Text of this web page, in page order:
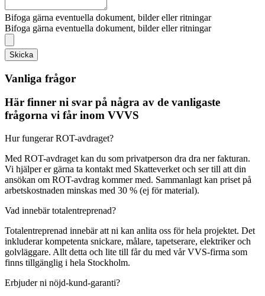
Bifoga gärna eventuella dokument, bilder eller ritningar
Bifoga gärna eventuella dokument, bilder eller ritningar
Skicka
Vanliga frågor
Här finner ni svar på några av de vanligaste
frågorna vi får inom VVVS
Hur fungerar ROT-avdraget?
Med ROT-avdraget kan du som privatperson dra dra ner fakturan.
Vi hjälper er gärna ta kontakt med Skatteverket och ser till att din
ansökan om ROT-avdrag kommer med. Sammanlagt kan priset på
arbetskostnaden minskas med 30 % (ej för material).
Vad innebär totalentreprenad?
Totalentreprenad innebär att ni kan anlita oss för hela projektet. Det
inkluderar kompetenta snickare, målare, tapetserare, elektriker och
golvläggare. Allt detta och lite till får du med vår VVS-firma som
finns tillgänglig i hela Stockholm.
Erbjuder ni nöjd-kund-garanti?